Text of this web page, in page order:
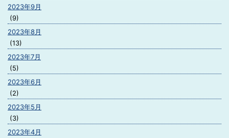
2023年9月
(9)
2023年8月
(13)
2023年7月
(5)
2023年6月
(2)
2023年5月
(3)
2023年4月